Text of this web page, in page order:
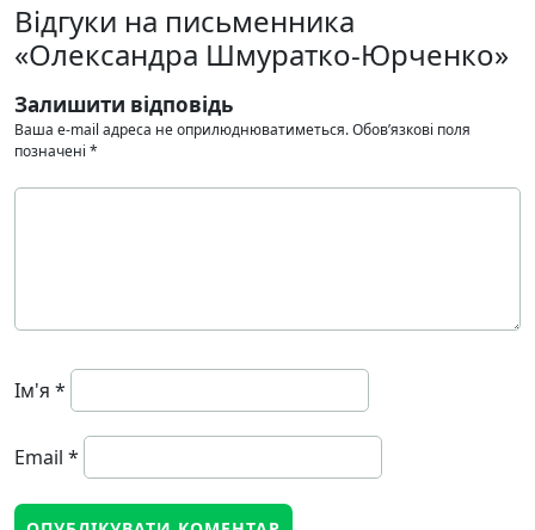
Відгуки на письменника
«Олександра Шмуратко-Юрченко»
Залишити відповідь
Ваша e-mail адреса не оприлюднюватиметься.Обов’язкові поля
позначені *
Ім'я *
Email *